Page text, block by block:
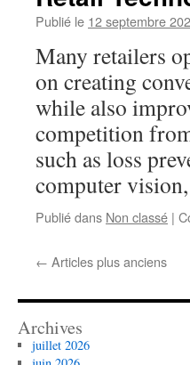
Publié le 12 septembre
Many retailers
on creating
while also
competition
such as loss
computer
Publié dans Non classé |
← Articles plus anciens
Archives
juillet 2026